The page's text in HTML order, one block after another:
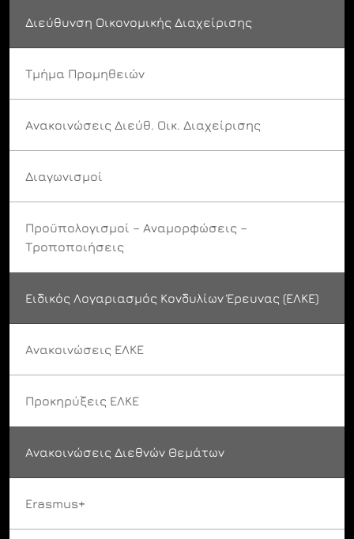
Διεύθυνση Οικονομικής Διαχείρισης
Τμήμα Προμηθειών
Ανακοινώσεις Διεύθ. Οικ. Διαχείρισης
Διαγωνισμοί
Προϋπολογισμοί – Αναμορφώσεις –
Τροποποιήσεις
Ειδικός Λογαριασμός Κονδυλίων Έρευνας (ΕΛΚΕ)
Ανακοινώσεις ΕΛΚΕ
Προκηρύξεις ΕΛΚΕ
Ανακοινώσεις Διεθνών Θεμάτων
Erasmus+